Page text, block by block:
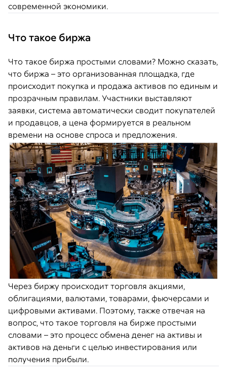
современной экономики.
Что такое биржа
Что такое биржа простыми словами? Можно сказать,
что биржа – это организованная площадка, где
происходит покупка и продажа активов по единым и
прозрачным правилам. Участники выставляют
заявки, система автоматически сводит покупателей
и продавцов, а цена формируется в реальном
времени на основе спроса и предложения.
Через биржу происходит торговля акциями,
облигациями, валютами, товарами, фьючерсами и
цифровыми активами. Поэтому, также отвечая на
вопрос, что такое торговля на бирже простыми
словами – это процесс обмена денег на активы и
активов на деньги с целью инвестирования или
получения прибыли.